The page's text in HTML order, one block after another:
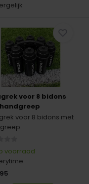
voor 8 bidons
voor 8 bidons met
voorraad